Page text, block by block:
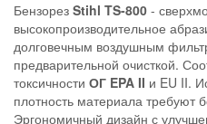
Бензорез Stihl TS-800 -
высокопроизводительное
долговечным воздушным
предварительной очисткой.
токсичности ОГ EPA II и EU II.
плотность материала требуют
Эргономичный дизайн с